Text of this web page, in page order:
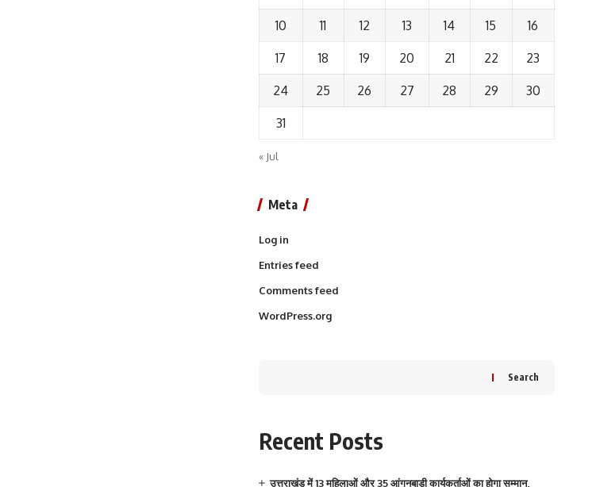
10 11 12 13 14 15 16
17 18 19 20 21 22 23
24 25 26 27 28 29 30
31
« Jul
Meta
Log in
Entries feed
Comments feed
WordPress.org
Search
Recent Posts
उत्तराखंड में 13 महिलाओं और 35 आंगनबाड़ी कार्यकर्ताओं का होगा सम्मान,